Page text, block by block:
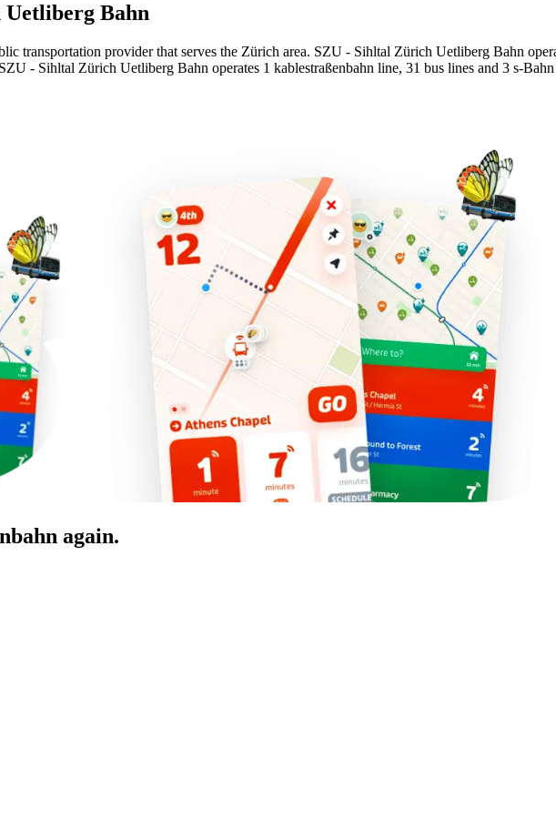
Bahn
transportation provider that serves the Zürich area. SZU - Sihltal Zürich Uetliberg Bahn
- Sihltal Zürich Uetliberg Bahn operates 1 kablestraßenbahn line, 31 bus lines and 3 s-
again.